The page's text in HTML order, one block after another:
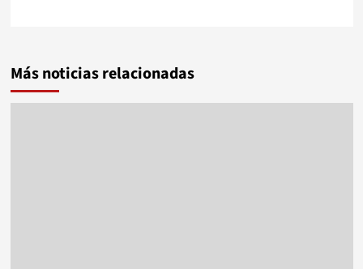
Más noticias relacionadas